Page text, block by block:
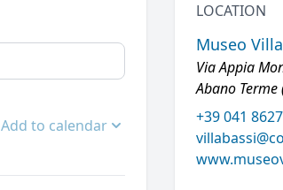
Open options
Add to calendar
LOCATION
Museo
Via Appia
Abano Terme
+39 041